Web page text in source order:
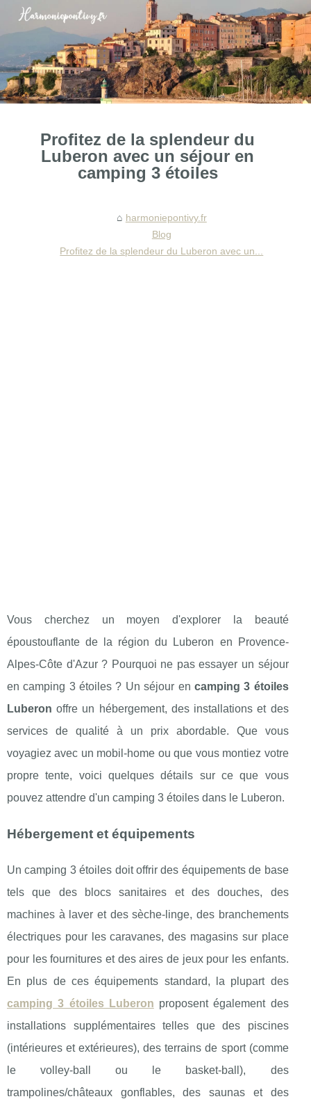
Profitez de la splendeur du
Luberon avec un séjour en
camping 3 étoiles
harmoniepontivy.fr
Blog
Profitez de la splendeur du Luberon avec un...
Vous cherchez un moyen d'explorer la beauté
époustouflante de la région du Luberon en Provence-
Alpes-Côte d'Azur ? Pourquoi ne pas essayer un séjour
en camping 3 étoiles ? Un séjour en camping 3 étoiles
Luberon offre un hébergement, des installations et des
services de qualité à un prix abordable. Que vous
voyagiez avec un mobil-home ou que vous montiez votre
propre tente, voici quelques détails sur ce que vous
pouvez attendre d'un camping 3 étoiles dans le Luberon.
Hébergement et équipements
Un camping 3 étoiles doit offrir des équipements de base
tels que des blocs sanitaires et des douches, des
machines à laver et des sèche-linge, des branchements
électriques pour les caravanes, des magasins sur place
pour les fournitures et des aires de jeux pour les enfants.
En plus de ces équipements standard, la plupart des
camping 3 étoiles Luberon proposent également des
installations supplémentaires telles que des piscines
(intérieures et extérieures), des terrains de sport (comme
le volley-ball ou le basket-ball), des
trampolines/châteaux gonflables, des saunas et des